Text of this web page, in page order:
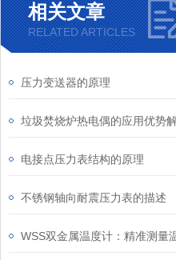
相关文章
RELATED ARTICLES
压力变送器的原理
电接点压力表结构的原理
不锈钢轴向耐震压力表的描述